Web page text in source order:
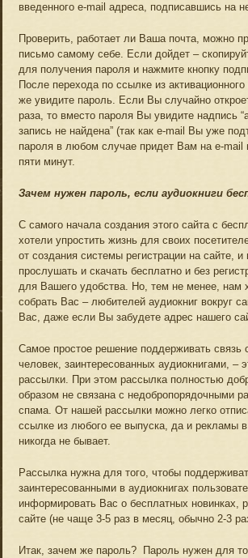
введенного e-mail адреса, подписавшись на
Проверить, работает ли Ваша почта, можно
письмо самому себе. Если дойдет –
для получения пароля и нажмите кнопку
После перехода по ссылке из
же увидите пароль. Если Вы случайно
раза, то вместо пароля Вы увидите надпись
запись не найдена” (так как е-mail Вы уже
пароля в любом случае придет Вам на e-mail
пяти минут.
Зачем нужен пароль, если аудиокниги
С самого начала создания этого сайта с
хотели упростить жизнь для своих
от создания системы регистрации на сайте, и
прослушать и скачать бесплатно и без
для Вашего удобства. Но, тем не менее, нам
собрать Вас – любителей аудиокниг вокруг
Вас, даже если Вы забудете адрес нашего
Самое простое решение поддерживать связь
человек, заинтересованных аудиокнигами, –
рассылки. При этом рассылка полностью
образом не связана с недобропорядочными
спама. От нашей рассылки можно легко
ссылке из любого ее выпуска, да и рекламы
никогда не бывает.
Рассылка нужна для того, чтобы
заинтересованными в аудиокнигах
информировать Вас о бесплатных новинках,
сайте (не чаще 3-5 раз в месяц, обычно 2-3
Итак, зачем же пароль? Пароль нужен для